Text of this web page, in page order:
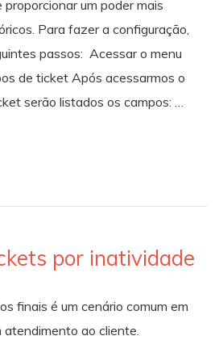
um poder mais
Para fazer a configuração,
passos: Acessar o menu
de ticket Após acessarmos o
serão listados os campos: …
por inatividade
finais é um cenário comum em
ao cliente.